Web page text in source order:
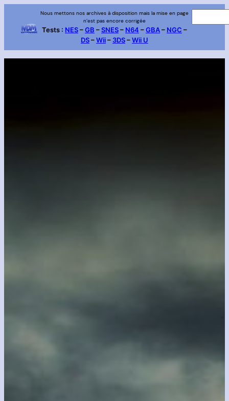
contenu
Nous mettons nos archives à disposition mais la mise en page
n’est pas encore corrigée
Tests : NES–GB –SNES– N64 –GBA– NGC –
DS–Wii– 3DS–Wii U